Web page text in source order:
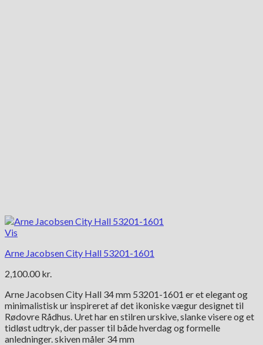
Vis
Arne Jacobsen City Hall 53201-1601
2,100.00 kr.
Arne Jacobsen City Hall 34 mm 53201-1601 er et elegant og
minimalistisk ur inspireret af det ikoniske vægur designet til
Rødovre Rådhus. Uret har en stilren urskive, slanke visere og et
tidløst udtryk, der passer til både hverdag og formelle
anledninger. skiven måler 34 mm